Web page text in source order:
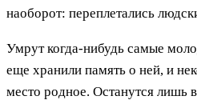
наоборот: переплетались
Умрут когда-нибудь самые
еще хранили память о ней, и
место родное. Останутся лишь